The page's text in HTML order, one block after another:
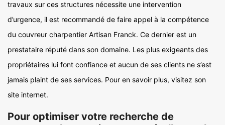
travaux sur ces structures nécessite une intervention
d’urgence, il est recommandé de faire appel à la compétence
du couvreur charpentier Artisan Franck. Ce dernier est un
prestataire réputé dans son domaine. Les plus exigeants des
propriétaires lui font confiance et aucun de ses clients ne s’est
jamais plaint de ses services. Pour en savoir plus, visitez son
site internet.
Pour optimiser votre recherche de